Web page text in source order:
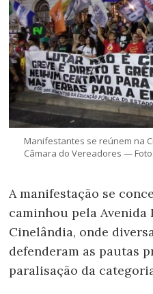
Manifestantes se reúnem na
Câmara do Vereadores —
A manifestação se
caminhou pela Avenida
Cinelândia, onde
defenderam as pautas
paralisação da